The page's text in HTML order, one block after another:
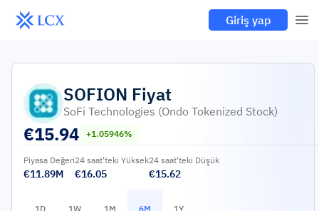
Giriş yap
SOFION Fiyat
SoFi Technologies (Ondo Tokenized Stock)
€15.94 +1.05946%
Piyasa Değeri
€11.89M
24 saat'teki Yüksek
€16.05
24 saat'teki Düşük
€15.62
1D 1W 1M 6M 1Y